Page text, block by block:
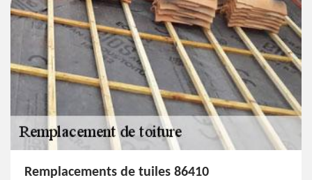
Remplacements de tuiles 86410